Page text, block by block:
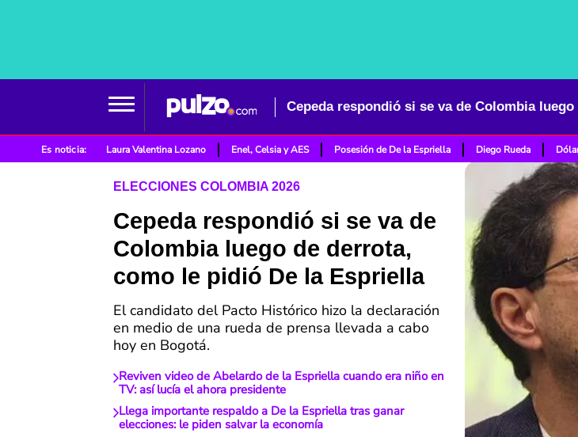
Cepeda respondió si se va de Colombia
Es noticia: Laura Valentina Lozano Enel, Celsia y AES Posesión de De la Espriella Diego Rueda
ELECCIONES COLOMBIA 2026
Cepeda respondió si se va de
Colombia luego de derrota,
como le pidió De la Espriella
El candidato del Pacto Histórico hizo la declaración
en medio de una rueda de prensa llevada a cabo
hoy en Bogotá.
Reviven video de Abelardo de la Espriella cuando era niño en
TV: así lucía el ahora presidente
Llega importante respaldo a De la Espriella tras ganar
elecciones: le piden salvar la economía